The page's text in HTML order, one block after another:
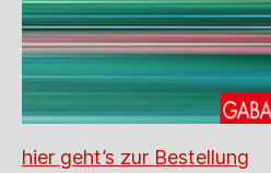
hier geht’s zur Bestellung